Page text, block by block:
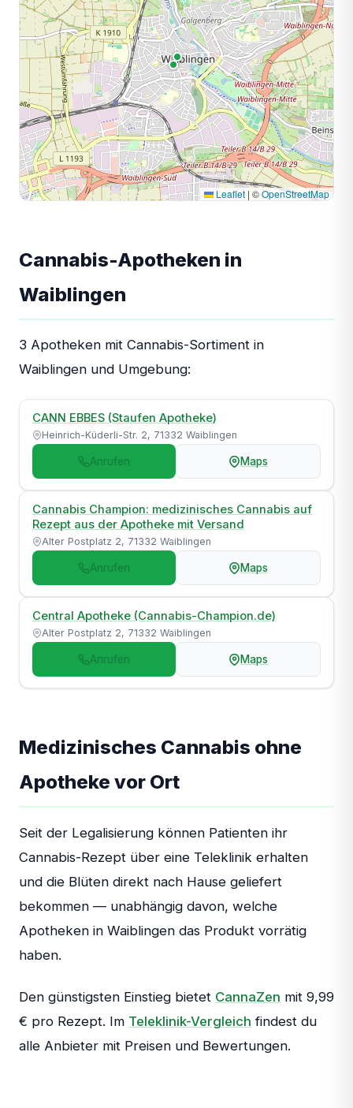
Leaflet | ©OpenStreetMap
Cannabis-Apotheken in
Waiblingen
3 Apotheken mit Cannabis-Sortiment in
Waiblingen und Umgebung:
CANN EBBES (Staufen Apotheke)
Heinrich-Küderli-Str. 2, 71332 Waiblingen
Anrufen Maps
Cannabis Champion: medizinisches Cannabis auf
Rezept aus der Apotheke mit Versand
Alter Postplatz 2, 71332 Waiblingen
Anrufen Maps
Central Apotheke (Cannabis-Champion.de)
Alter Postplatz 2, 71332 Waiblingen
Anrufen Maps
Medizinisches Cannabis ohne
Apotheke vor Ort
Seit der Legalisierung können Patienten ihr
Cannabis-Rezept über eine Teleklinik erhalten
und die Blüten direkt nach Hause geliefert
bekommen — unabhängig davon, welche
Apotheken in Waiblingen das Produkt vorrätig
haben.
Den günstigsten Einstieg bietet CannaZen mit 9,99
€ pro Rezept. Im Teleklinik-Vergleich findest du
alle Anbieter mit Preisen und Bewertungen.